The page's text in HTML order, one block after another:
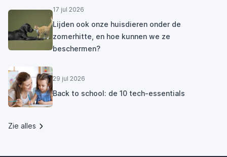
17 jul 2026
Lijden ook onze huisdieren onder de
zomerhitte, en hoe kunnen we ze
beschermen?
29 jul 2026
Back to school: de 10 tech-essentials
Zie alles